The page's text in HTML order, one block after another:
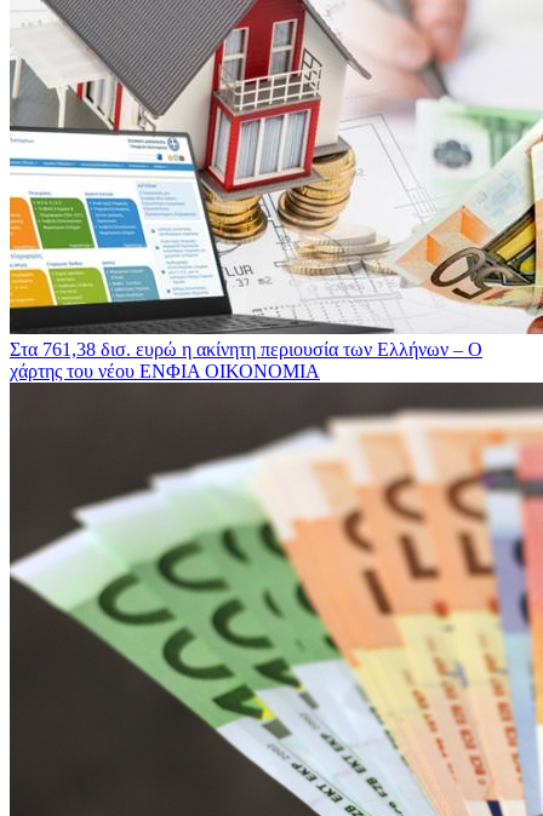
Στα 761,38 δισ. ευρώ η ακίνητη περιουσία των Ελλήνων – Ο
χάρτης του νέου ΕΝΦΙΑ ΟΙΚΟΝΟΜΙΑ